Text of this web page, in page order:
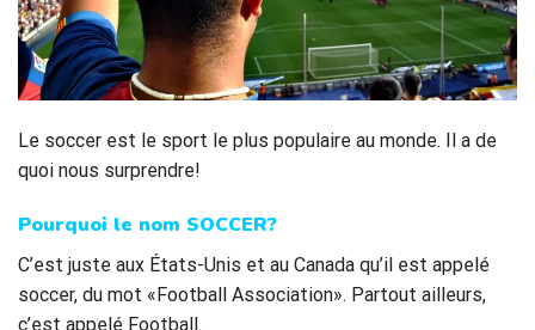
Le soccer est le sport le plus populaire au monde. Il a de
quoi nous surprendre!
Pourquoi le nom SOCCER?
C’est juste aux États-Unis et au Canada qu’il est appelé
soccer, du mot «Football Association». Partout ailleurs,
c’est appelé Football.